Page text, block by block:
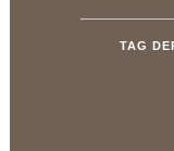
TAG